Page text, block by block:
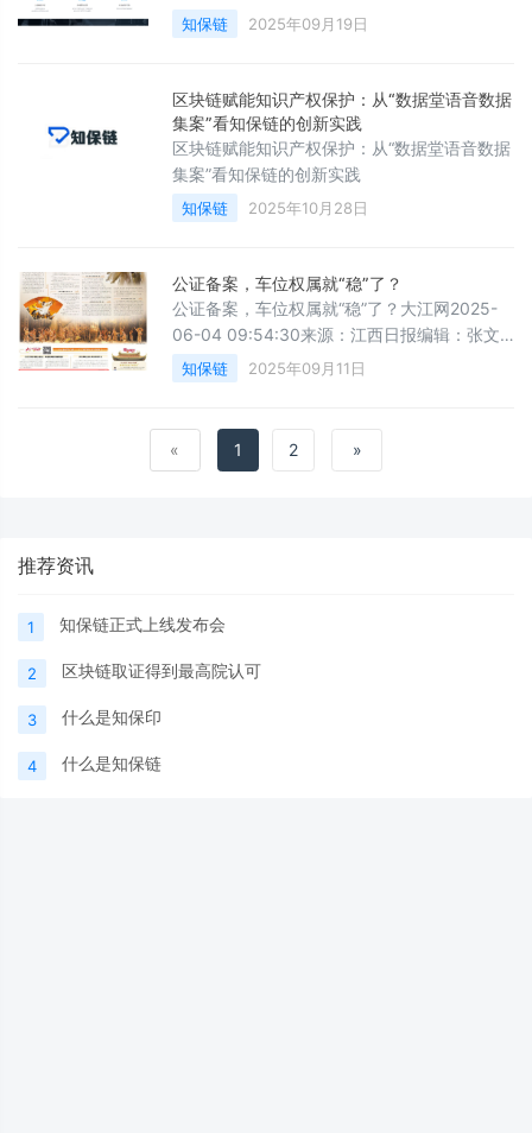
不少业主关注的焦点。为积极回应这一现实需
求，全国多地陆续探索推出
知保链 2025年09月19日
区块链赋能知识产权保护：从“数据堂语音数据
集案”看知保链的创新实践
区块链赋能知识产权保护：从“数据堂语音数据
集案”看知保链的创新实践
知保链 2025年10月28日
公证备案，车位权属就“稳”了？
公证备案，车位权属就“稳”了？大江网2025-
06-04 09:54:30来源：江西日报编辑：张文
静作者：万礼妍 曹智健[浏览字号：大小]
目前大部分小区的车位只有使用权，不具备产
知保链 2025年09月11日
« 1 2 »
推荐资讯
1 知保链正式上线发布会
2 区块链取证得到最高院认可
3 什么是知保印
4 什么是知保链